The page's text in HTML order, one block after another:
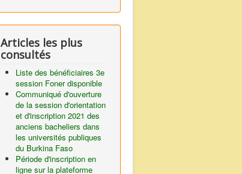
Articles les plus
consultés
Liste des bénéficiaires 3e
session Foner disponible
Communiqué d'ouverture
de la session d'orientation
et d'inscription 2021 des
anciens bacheliers dans
les universités publiques
du Burkina Faso
Période d'inscription en
ligne sur la plateforme